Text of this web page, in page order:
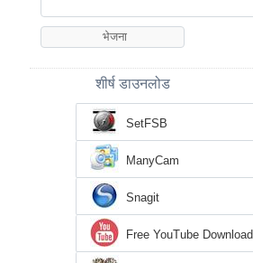
शीर्ष डाउनलोड
SetFSB
ManyCam
Snagit
Free YouTube Download